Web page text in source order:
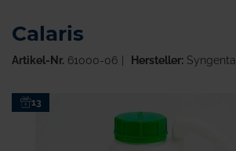
Zum13
Calaris
Artikel-Nr. 61000-06 Hersteller:Syngenta